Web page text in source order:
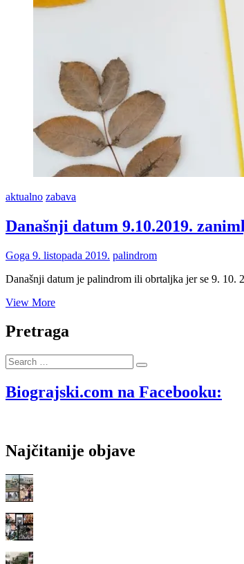
aktualno zabava
Današnji datum 9.10.2019.
Goga 9. listopada 2019. palindrom
Današnji datum je palindrom ili obrtaljka jer se 9. 10.
View MoreDanašnji
9.10.2019.
zanimljiva
čita
se
isto
Pretraga
Search
…
Biograjski.com na Facebooku:
Najčitanije objave